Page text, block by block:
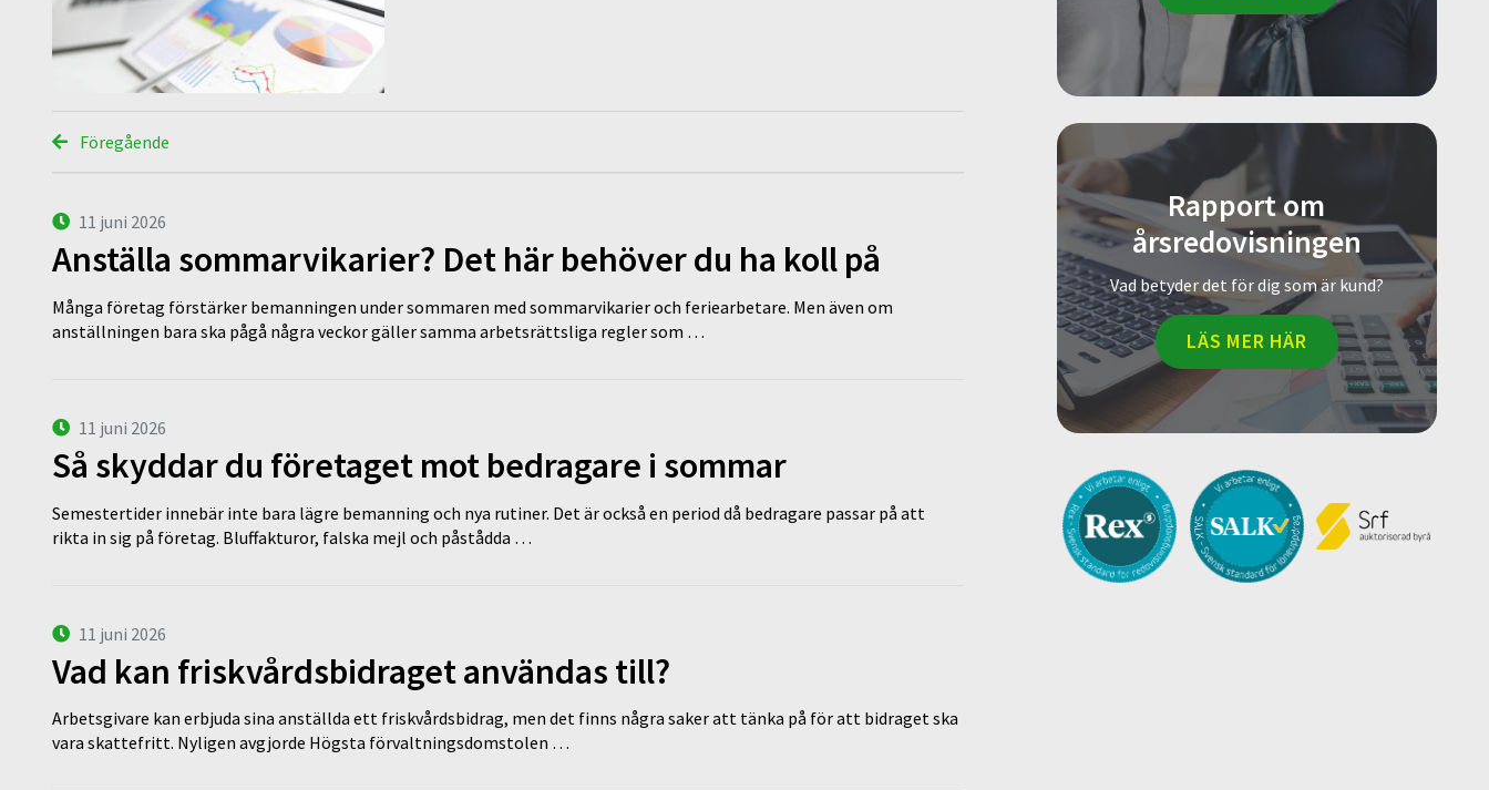
Föregående
11 juni 2026
Anställa sommarvikarier? Det här behöver du ha koll på
Många företag förstärker bemanningen under sommaren med sommarvikarier och feriearbetare. Men även om
anställningen bara ska pågå några veckor gäller samma arbetsrättsliga regler som …
11 juni 2026
Så skyddar du företaget mot bedragare i sommar
Semestertider innebär inte bara lägre bemanning och nya rutiner. Det är också en period då bedragare passar på att
rikta in sig på företag. Bluffakturor, falska mejl och påstådda …
11 juni 2026
Vad kan friskvårdsbidraget användas till?
Arbetsgivare kan erbjuda sina anställda ett friskvårdsbidrag, men det finns några saker att tänka på för att bidraget ska
vara skattefritt. Nyligen avgjorde Högsta förvaltningsdomstolen …
Rapport om
årsredovisningen
Vad betyder det för dig som är kund?
LÄS MER HÄR